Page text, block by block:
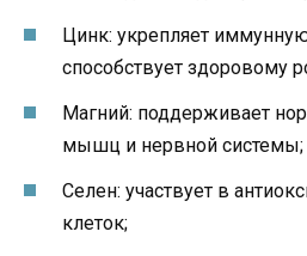
Цинк: укрепляет
способствует здоровому
Магний: поддерживает
мышц и нервной системы;
Селен: участвует в
клеток;